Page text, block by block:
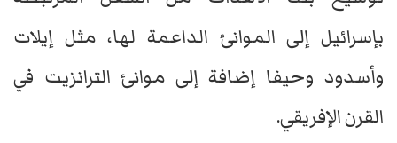
بإسرائيل إلى الموانئ الداعمة لها، مثل إيلات
وأسدود وحيفا إضافة إلى موانئ الترانزيت في
القرن الإفريقي.